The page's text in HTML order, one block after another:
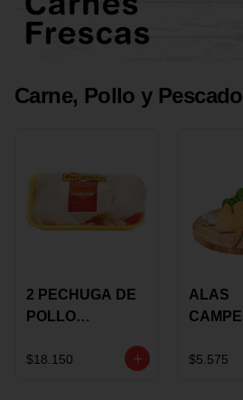
Carne, Pollo y Pescado
2 PECHUGA DE
POLLO
MARINADA X
$18.150
ALAS
$5.575